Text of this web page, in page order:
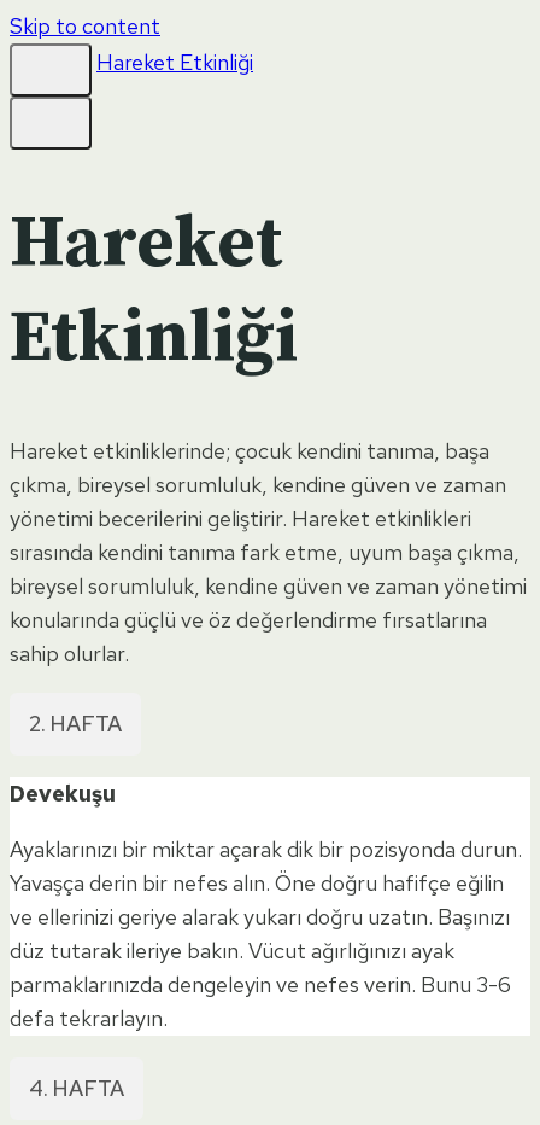
Skip to content
Hareket Etkinliği
Hareket
Etkinliği
Hareket etkinliklerinde; çocuk kendini tanıma, başa
çıkma, bireysel sorumluluk, kendine güven ve zaman
yönetimi becerilerini geliştirir. Hareket etkinlikleri
sırasında kendini tanıma fark etme, uyum başa çıkma,
bireysel sorumluluk, kendine güven ve zaman yönetimi
konularında güçlü ve öz değerlendirme fırsatlarına
sahip olurlar.
2. HAFTA
Devekuşu
Ayaklarınızı bir miktar açarak dik bir pozisyonda durun.
Yavaşça derin bir nefes alın. Öne doğru hafifçe eğilin
ve ellerinizi geriye alarak yukarı doğru uzatın. Başınızı
düz tutarak ileriye bakın. Vücut ağırlığınızı ayak
parmaklarınızda dengeleyin ve nefes verin. Bunu 3-6
defa tekrarlayın.
4. HAFTA